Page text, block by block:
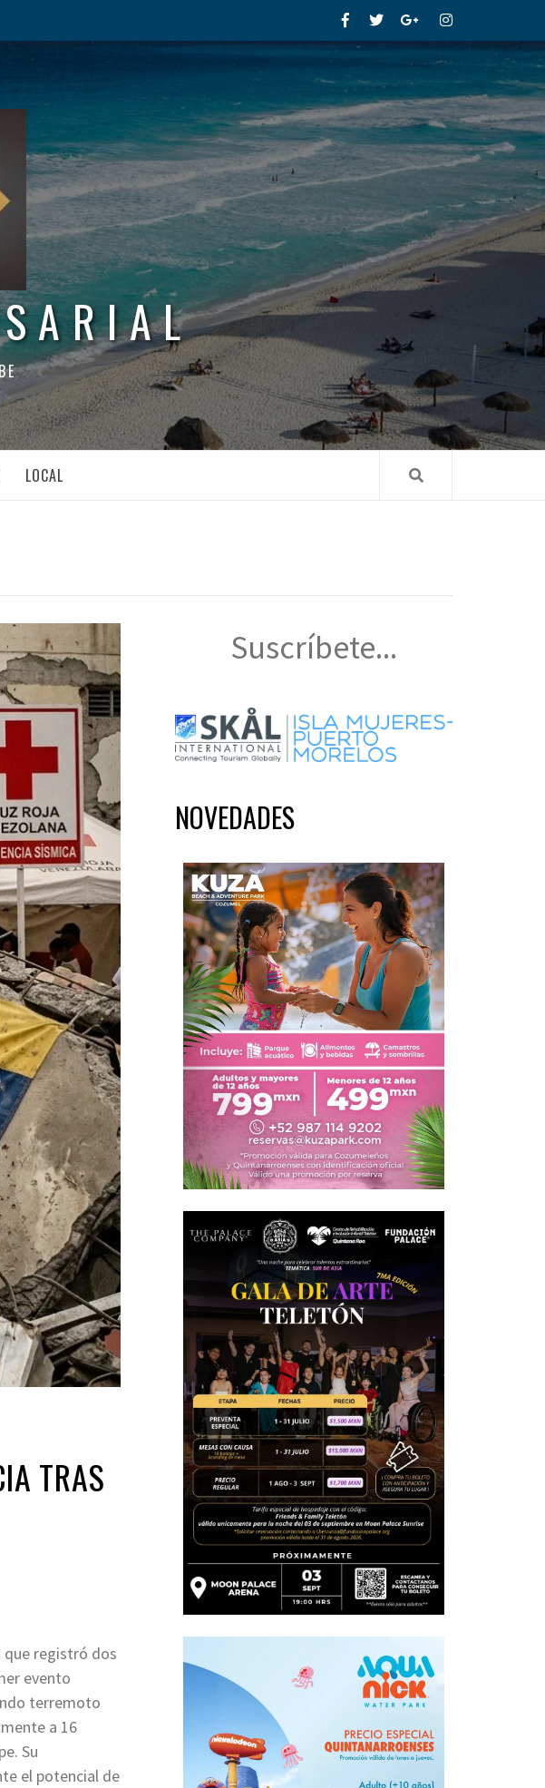
FacebookTwitterGoogle+Instagram
LOCAL
TRAS
que registró dos
evento
terremoto
a 16
Su
el potencial de
Suscríbete...
NOVEDADES